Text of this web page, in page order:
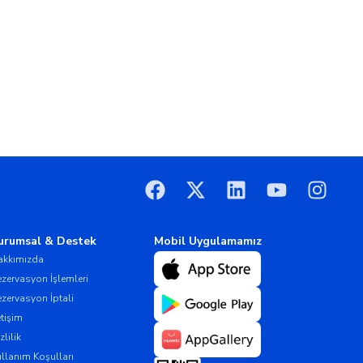
& Destek
İşlemleri
İptali
Koşulları
Mobil Uygulamamız